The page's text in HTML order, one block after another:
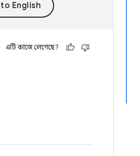
এটি কাজে লেগেছে?